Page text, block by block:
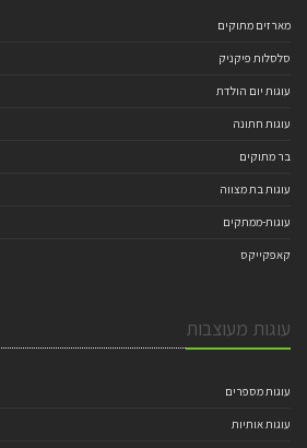
מארזים מתוקים
סלסלות פיקניק
עוגות יום הולדת
עוגות חתונה
בר מתוקים
עוגות בת מצווה
עוגות-ממתקים
קאפקייקס
עוגות מעוצבות
עוגות מספרים
עוגות אותיות